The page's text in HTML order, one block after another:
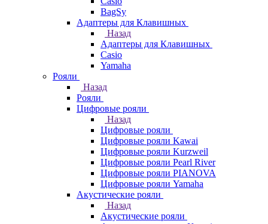
BagSy
Адаптеры для Клавишных
Назад
Адаптеры для Клавишных
Casio
Yamaha
Рояли
Назад
Рояли
Цифровые рояли
Назад
Цифровые рояли
Цифровые рояли Kawai
Цифровые рояли Kurzweil
Цифровые рояли Pearl River
Цифровые рояли PIANOVA
Цифровые рояли Yamaha
Акустические рояли
Назад
Акустические рояли